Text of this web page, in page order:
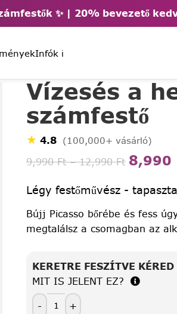
✨ | 20% bevezető
Infók ℹ️
Vízesés a
számfestő
★ 4.8 (100,000+ vásárló)
9,990Ft – 12,990Ft 8,990
Légy festőművész -
Bújj Picasso bőrébe és fess
megtalálsz a csomagban az
KERETRE FESZÍTVE
MIT IS JELENT EZ?
-
+